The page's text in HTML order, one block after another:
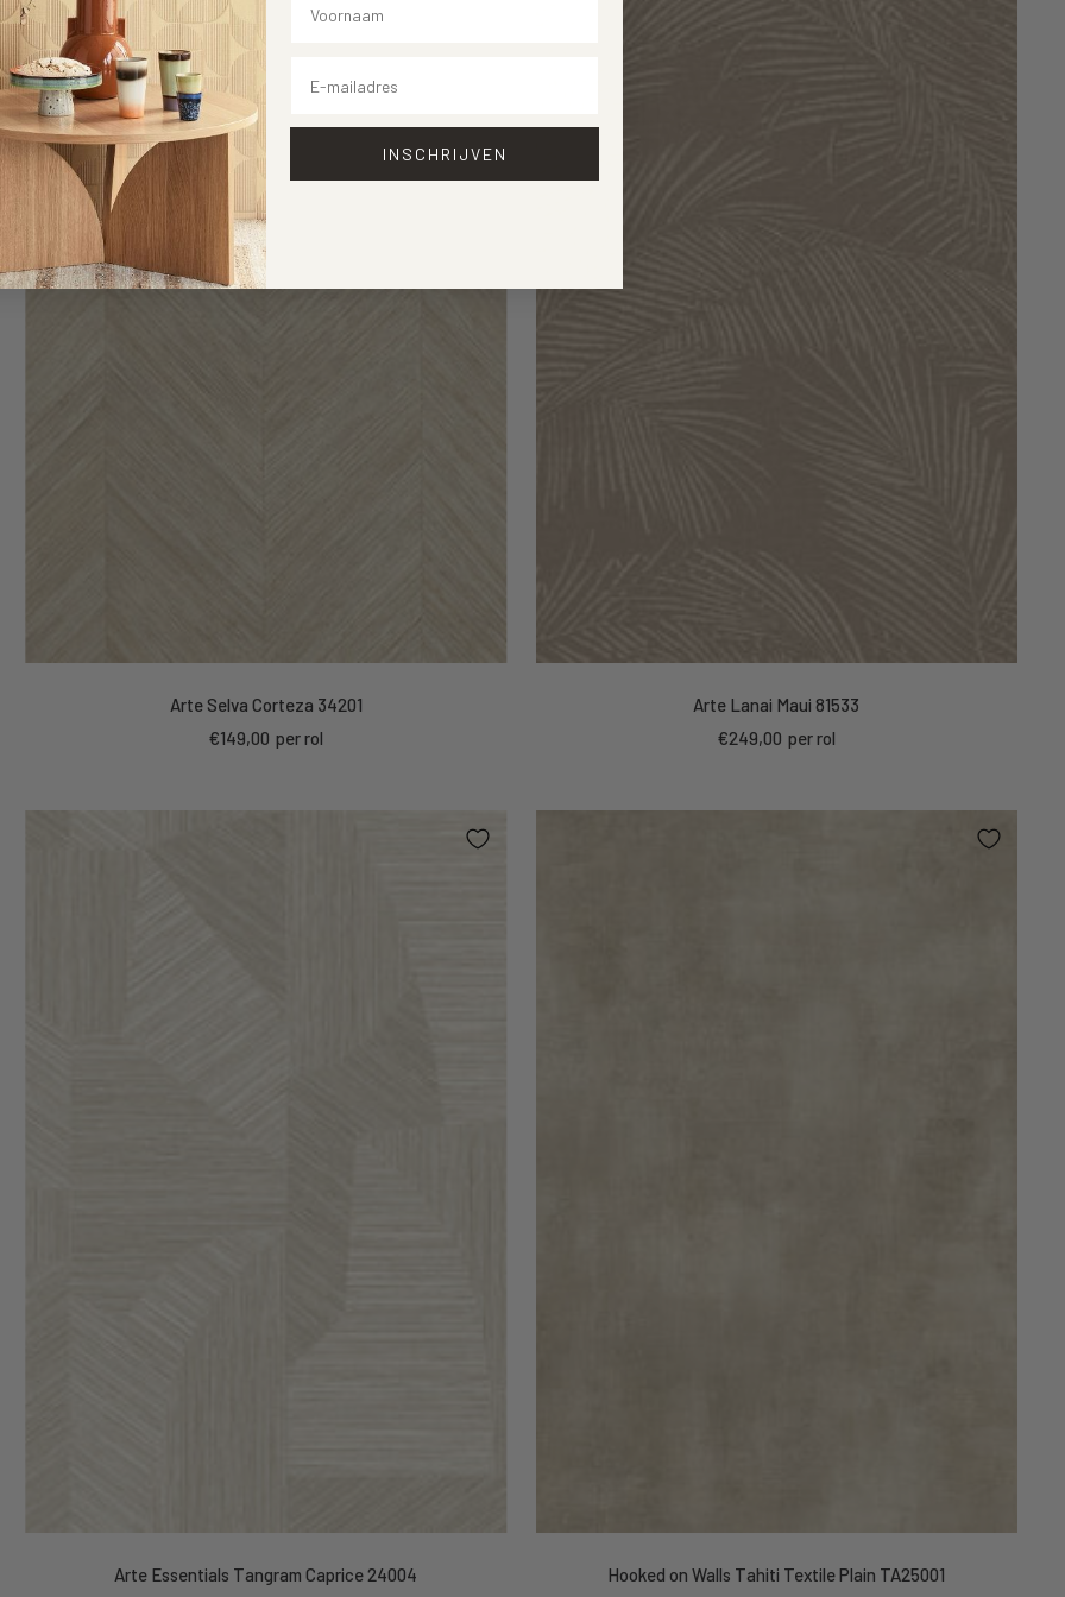
Arte Selva Corteza 34201
Kortings
€149,00 per rol
Arte Lanai Maui 81533
Kortings
€249,00 per rol
Arte Essentials Tangram Caprice 24004
Hooked on Walls Tahiti Textile Plain TA25001
INSCHRIJVEN